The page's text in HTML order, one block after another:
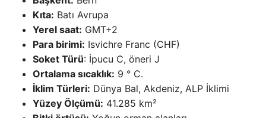
Kıta: Batı Avrupa
Yerel saat: GMT+2
Para birimi: Isvichre Franc (CHF)
Soket Türü: İpucu C, öneri J
Ortalama sıcaklık: 9 ° C.
İklim Türleri: Dünya Bal, Akdeniz, ALP İklimi
Yüzey Ölçümü: 41.285 km²